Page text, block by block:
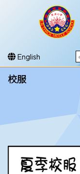
English
校服